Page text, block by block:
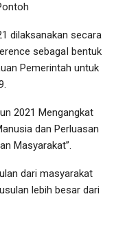
dilaksanakan secara
sebagaI bentuk
Pemerintah untuk
2021 Mengangkat
dan Perluasan
Masyarakat”.
dari masyarakat
lebih besar dari